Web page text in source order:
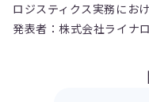
ロジスティクス実務にお
発表者：株式会社ライ